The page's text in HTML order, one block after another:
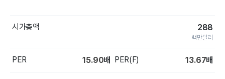
시가총액 288
백만달러
PER 15.90배 PER(F) 13.67배